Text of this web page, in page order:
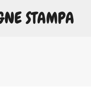
STAMPA